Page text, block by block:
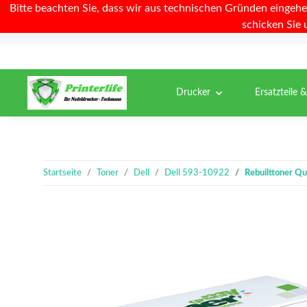
Bitte beachten Sie, dass wir aus technischen Gründen
schicken Sie
Drucker Ersatzteile
Startseite Toner Dell Dell 593-10922 Rebuilttoner